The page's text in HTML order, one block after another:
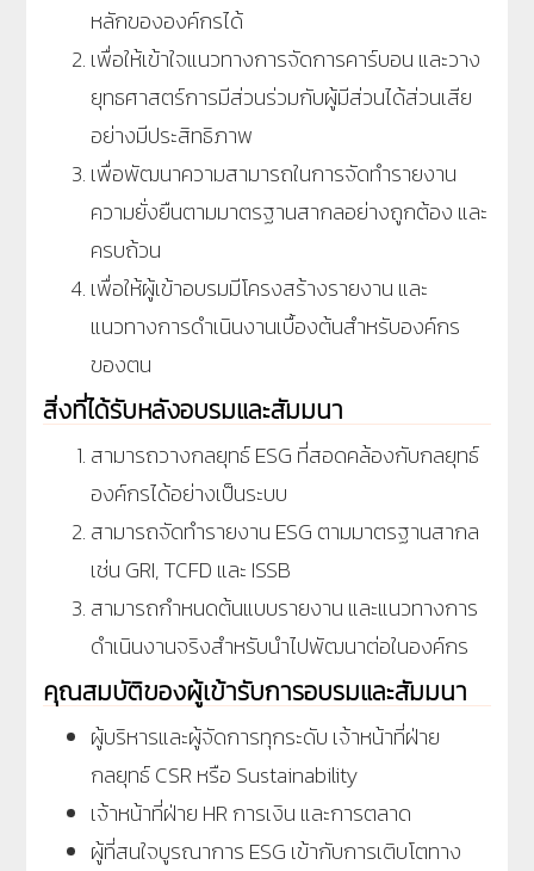
หลักขององค์กรได้
เพื่อให้เข้าใจแนวทางการจัดการคาร์บอน และวาง
ยุทธศาสตร์การมีส่วนร่วมกับผู้มีส่วนได้ส่วนเสีย
อย่างมีประสิทธิภาพ
เพื่อพัฒนาความสามารถในการจัดทำรายงาน
ความยั่งยืนตามมาตรฐานสากลอย่างถูกต้อง และ
ครบถ้วน
เพื่อให้ผู้เข้าอบรมมีโครงสร้างรายงาน และ
แนวทางการดำเนินงานเบื้องต้นสำหรับองค์กร
ของตน
สิ่งที่ได้รับหลังอบรมและสัมมนา
สามารถวางกลยุทธ์ ESG ที่สอดคล้องกับกลยุทธ์
องค์กรได้อย่างเป็นระบบ
สามารถจัดทำรายงาน ESG ตามมาตรฐานสากล
เช่น GRI, TCFD และ ISSB
สามารถกำหนดต้นแบบรายงาน และแนวทางการ
ดำเนินงานจริงสำหรับนำไปพัฒนาต่อในองค์กร
คุณสมบัติของผู้เข้ารับการอบรมและสัมมนา
ผู้บริหารและผู้จัดการทุกระดับ เจ้าหน้าที่ฝ่าย
กลยุทธ์ CSR หรือ Sustainability
เจ้าหน้าที่ฝ่าย HR การเงิน และการตลาด
ผู้ที่สนใจบูรณาการ ESG เข้ากับการเติบโตทาง